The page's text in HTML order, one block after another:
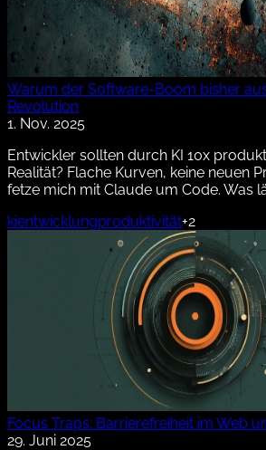
Warum der Software-Boom bisher
Revolution
1. Nov. 2025
Entwickler sollten durch KI 10x
Realität? Flache Kurven, keine neuen
fetze mich mit Claude um Code. Was
kientwicklungproduktivität+2
Focus Traps: Barrierefreiheit im Web
29. Juni 2025